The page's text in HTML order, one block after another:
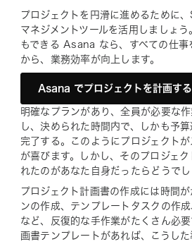
プロジェクトを円滑に進めるために
マネジメントツールを活用しましょう
もできる Asana なら、すべての仕事
から、業務効率が向上します。
Asana でプロジェクトを計画する
明確なプランがあり、全員が必要な
し、決められた時間内で、しかも予
完了する。このようにプロジェクト
が喜びます。しかし、そのプロジェ
れたのがあなた自身だったらどうでし
プロジェクト計画書の作成には時間
ンの作成、テンプレートタスクの作
など、反復的な手作業がたくさん必
画書テンプレートがあれば、こうし